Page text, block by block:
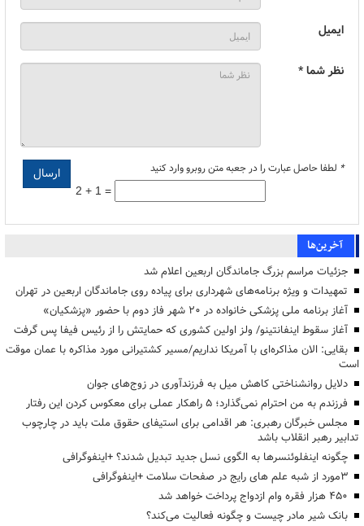
ایمیل
نظر شما *
* لطفا حاصل عبارت را در جعبه متن روبرو وارد کنید
2 + 1 =
آخرین‌ها
جزئیات مراسم بزرگ جاماندگان اربعین اعلام شد
تمهیدات و ویژه برنامه‌های شهرداری برای پیاده روی جاماندگان اربعین در تهران
آغاز برنامه ملی پزشکی خانواده در ۲۰ شهر فاز دوم با حضور «پزشکیان»
آغاز سقوط اینفانتینو/ ولز اولین کشوری که حمایتش را از رئیس فیفا پس گرفت
بقایی: الان مذاکره‌ای با آمریکا نداریم/مسیر کشتیرانی مورد مذاکره با عمان موقت
است
دلایل روانشناختی کاهش میل به فرزندآوری در زوج‌های جوان
فرزندم به من احترام نمی‌گذارد؛ ۵ راهکار عملی برای معکوس کردن این رفتار
مجلس خبرگان رهبری: هر اقدامی برای استیفای حقوق ملت باید در چارچوب
تدابیر رهبر انقلاب باشد
چگونه اینفلوئنسرها به الگوی نسل جدید تبدیل شدند؟ +اینفوگرافی
3مورد از شبه علم های رایج در صفحات سلامت +اینفوگرافی
۴۵۰ هزار فقره وام ازدواج پرداخت خواهد شد
بانک شیر مادر چیست و چگونه فعالیت می‌کند؟